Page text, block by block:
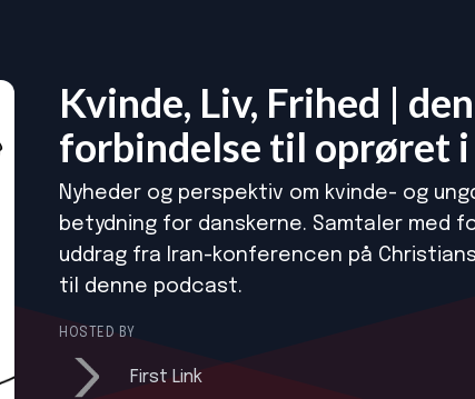
Kvinde, Liv, Frihed |
forbindelse til oprøret i
Nyheder og perspektiv om kvinde- og
betydning for danskerne. Samtaler med
uddrag fra Iran-konferencen på
til denne podcast.
HOSTED BY
First Link